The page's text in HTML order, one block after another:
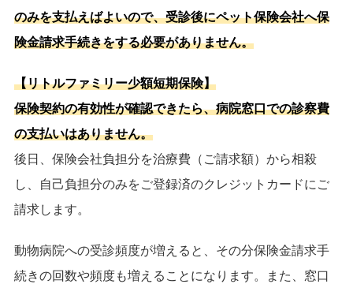
のみを支払えばよいので、受診後にペット保険会社へ保
険金請求手続きをする必要がありません。
【リトルファミリー少額短期保険】
保険契約の有効性が確認できたら、病院窓口での診察費
の支払いはありません。
後日、保険会社負担分を治療費（ご請求額）から相殺
し、自己負担分のみをご登録済のクレジットカードにご
請求します。
動物病院への受診頻度が増えると、その分保険金請求手
続きの回数や頻度も増えることになります。また、窓口